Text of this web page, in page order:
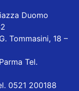
Duomo
Tommasini, 18 –
Tel.
0521 200188